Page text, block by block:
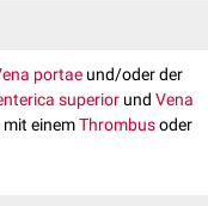
portae und/oder der
superior und Vena
einemThrombusoder